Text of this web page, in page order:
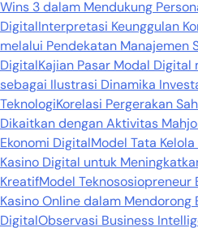
Wins 3 dalam Mendukung
DigitalInterpretasi Keunggulan
melalui Pendekatan Manajemen
DigitalKajian Pasar Modal
sebagai Ilustrasi Dinamika
TeknologiKorelasi Pergerakan
Dikaitkan dengan Aktivitas
Ekonomi DigitalModel Tata
Kasino Digital untuk
KreatifModel
Kasino Online dalam Mendorong
DigitalObservasi Business